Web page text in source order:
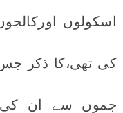
اسکولوں
کی تھی،کا ذکر
جموں سے ان کی